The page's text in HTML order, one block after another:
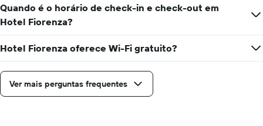
O
gráfico
tem
1
X
exibindo
dias
Quando é o horário de check-in e check-out em
Hotel Fiorenza?
Hotel Fiorenza oferece Wi-Fi gratuito?
Ver mais perguntas frequentes